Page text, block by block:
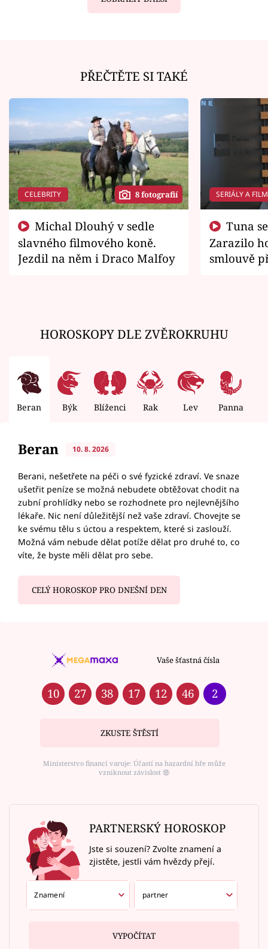
PŘEČTĚTE SI TAKÉ
CELEBRITY 8 fotografií
slavného filmového koně.
Jezdil na něm i Draco Malfoy
SERIÁLY A
Zarazilo
smlouvě
HOROSKOPY DLE ZVĚROKRUHU
Beran Býk Blíženci Rak Lev Panna
Beran 10. 8. 2026
Berani, nešetřete na péči o své fyzické zdraví. Ve snaze
ušetřit peníze se možná nebudete obtěžovat chodit na
zubní prohlídky nebo se rozhodnete pro nejlevnějšího
lékaře. Nic není důležitější než vaše zdraví. Chovejte se
ke svému tělu s úctou a respektem, které si zaslouží.
Možná vám nebude dělat potíže dělat pro druhé to, co
víte, že byste měli dělat pro sebe.
CELÝ HOROSKOP PRO DNEŠNÍ DEN
Vaše šťastná čísla
10 27 38 17 12 46 2
ZKUSTE ŠTĚSTÍ
Ministerstvo financí varuje: Účastí na hazardní hře může
vzniknout závislost ⑱
PARTNERSKÝ HOROSKOP
Jste si souzení? Zvolte znamení a
zjistěte, jestli vám hvězdy přejí.
VYPOČÍTAT